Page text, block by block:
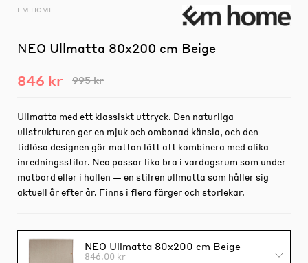
EM HOME
NEO Ullmatta 80x200 cm Beige
846 kr 995 kr
Ullmatta med ett klassiskt uttryck. Den naturliga
ullstrukturen ger en mjuk och ombonad känsla, och den
tidlösa designen gör mattan lätt att kombinera med olika
inredningsstilar. Neo passar lika bra i vardagsrum som under
matbord eller i hallen — en stilren ullmatta som håller sig
aktuell år efter år. Finns i flera färger och storlekar.
NEO Ullmatta 80x200 cm Beige
846.00 kr